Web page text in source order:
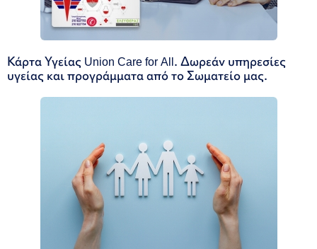
Κάρτα Υγείας Union Care for All. Δωρεάν υπηρεσίες
υγείας και προγράμματα από το Σωματείο μας.